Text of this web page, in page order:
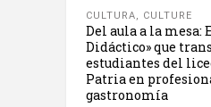
CULTURA, CULTURE
Del aula a la mesa:
Didáctico» que
estudiantes del
Patria en
gastronomía